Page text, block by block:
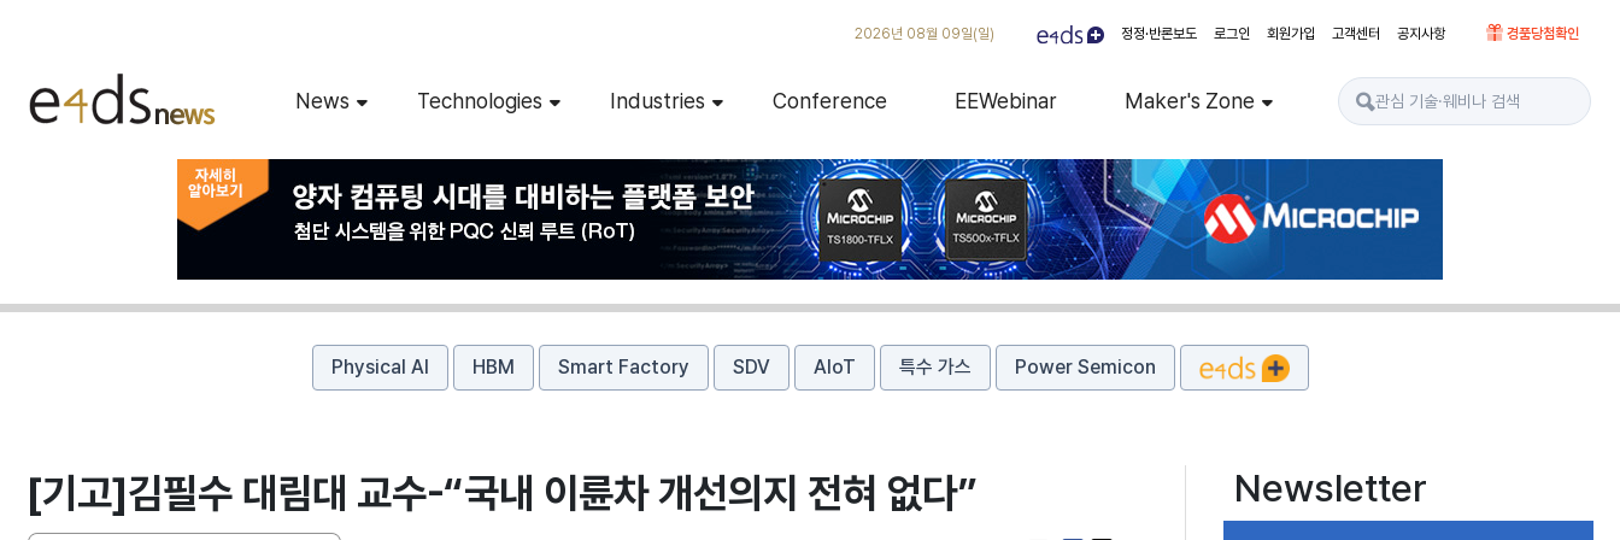
2026년 08월 09일(일) 정정·반론보도 로그인 회원가입 고객센터 공지사항 경품당첨확인
News Technologies Industries Conference EEWebinar Maker's Zone
Physical AI HBM Smart Factory SDV AIoT 특수 가스 Power Semicon
[기고]김필수 대림대 교수-“국내 이륜차 개선의지 전혀 없다” Newsletter